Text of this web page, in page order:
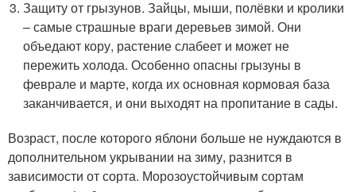
Защиту от грызунов. Зайцы, мыши, полёвки и кролики
– самые страшные враги деревьев зимой. Они
объедают кору, растение слабеет и может не
пережить холода. Особенно опасны грызуны в
феврале и марте, когда их основная кормовая база
заканчивается, и они выходят на пропитание в сады.
Возраст, после которого яблони больше не нуждаются в
дополнительном укрывании на зиму, разнится в
зависимости от сорта. Морозоустойчивым сортам